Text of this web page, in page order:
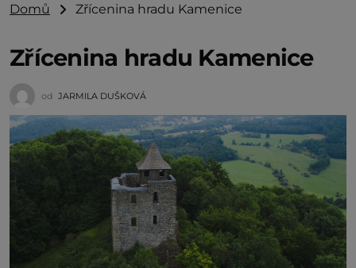
Domů Zřícenina hradu Kamenice
Zřícenina hradu Kamenice
od JARMILA DUŠKOVÁ